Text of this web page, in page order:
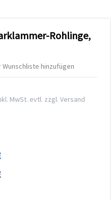
Rohlinge,
Wunschliste hinzufügen
MwSt. evtl. zzgl. Versand